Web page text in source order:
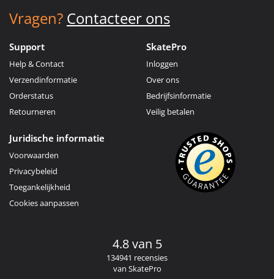
Vragen? Contacteer ons
Support
Help & Contact
Verzendinformatie
Orderstatus
Retourneren
SkatePro
Inloggen
Over ons
Bedrijfsinformatie
Veilig betalen
Juridische informatie
Voorwaarden
Privacybeleid
Toegankelijkheid
Cookies aanpassen
4.8 van 5
134941 recensies
van SkatePro